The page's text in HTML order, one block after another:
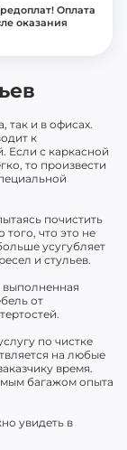
Оплата
оказания
так и в офисах.
к
Если с каркасной
то произвести
почистить
что это не
усугубляет
и стульев.
выполненная
от
по чистке
на любые
время.
багажом опыта
увидеть в